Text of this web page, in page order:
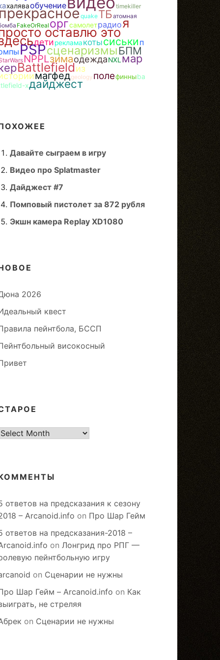
халяваобучение timekiller
quakeТБатомная
FakeOrReal оргсамолетрадиоя
оставлю это
детирекламакотысиськи п
PSPсценаризмыБПМ
NPPLзимаодеждаNXL мар
Battlefieldиз
магфедgeology полефинныba
xдайджест
Давайте сыграем в игру
Видео про Splatmaster
Дайджест #7
Помповый пистолет за 872 рубля
Экшн камера Replay XD1080
2026
квест
пейнтбола, БССП
високосный
ответов на предсказания к сезону
– Arcanoid.info on Про Шар Гейм
ответов на предсказания-2018 –
on Лонгрид про РПГ —
пейнтбольную игру
on Сценарии не нужны
Шар Гейм – Arcanoid.info on Как
не стреляя
on Сценарии не нужны